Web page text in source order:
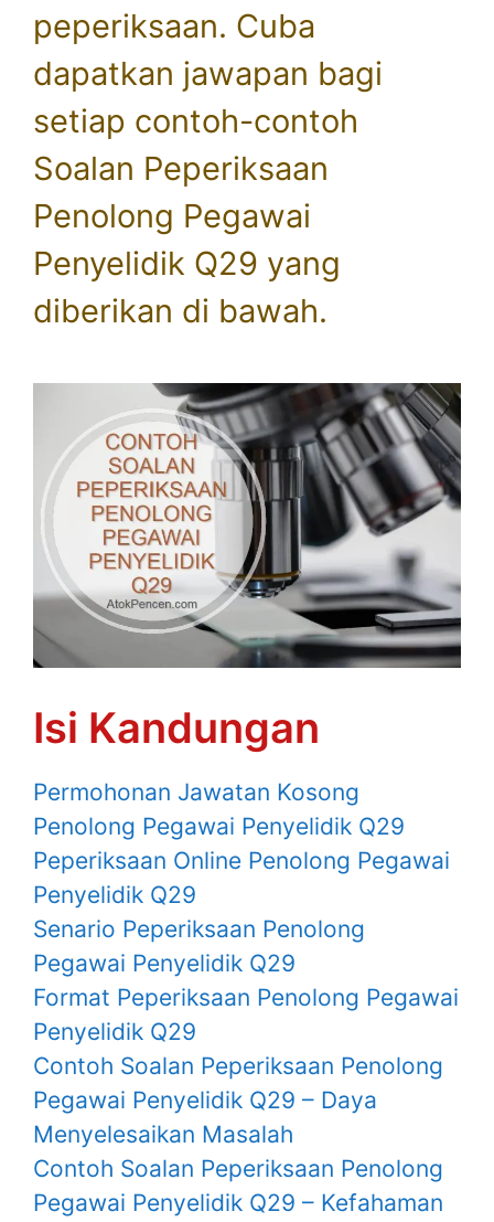
peperiksaan. Cuba
dapatkan jawapan bagi
setiap contoh-contoh
Soalan Peperiksaan
Penolong Pegawai
Penyelidik Q29 yang
diberikan di bawah.
Isi Kandungan
Permohonan Jawatan Kosong
Penolong Pegawai Penyelidik Q29
Peperiksaan Online Penolong Pegawai
Penyelidik Q29
Senario Peperiksaan Penolong
Pegawai Penyelidik Q29
Format Peperiksaan Penolong Pegawai
Penyelidik Q29
Contoh Soalan Peperiksaan Penolong
Pegawai Penyelidik Q29 – Daya
Menyelesaikan Masalah
Contoh Soalan Peperiksaan Penolong
Pegawai Penyelidik Q29 – Kefahaman